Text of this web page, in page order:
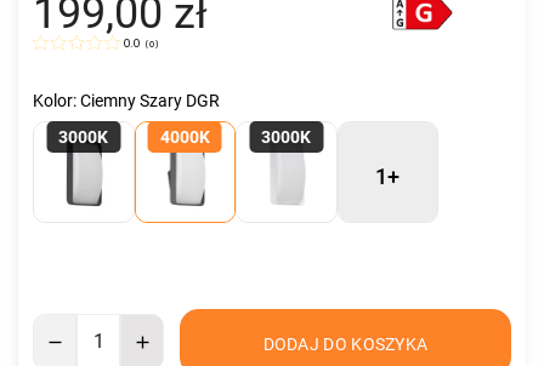
199,00 zł
0.0 (0)
Kolor: Ciemny Szary DGR
3000K
4000K 3000K
1+
DODAJ DO KOSZYKA